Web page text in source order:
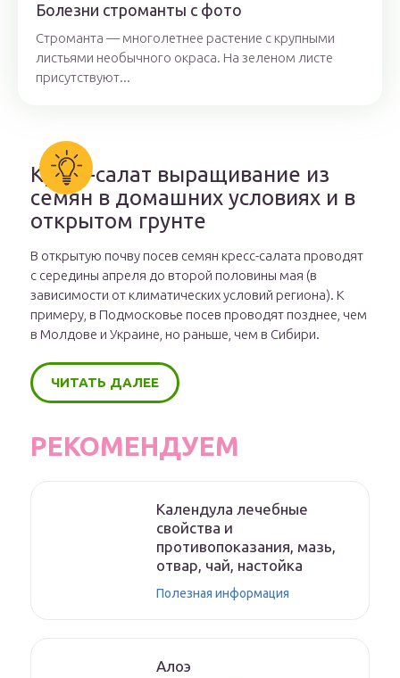
Болезни строманты с фото
Строманта — многолетнее растение с крупными
листьями необычного окраса. На зеленом листе
присутствуют...
Кресс-салат выращивание из
семян в домашних условиях и в
открытом грунте
В открытую почву посев семян кресс-салата проводят
с середины апреля до второй половины мая (в
зависимости от климатических условий региона). К
примеру, в Подмосковье посев проводят позднее, чем
в Молдове и Украине, но раньше, чем в Сибири.
ЧИТАТЬ ДАЛЕЕ
РЕКОМЕНДУЕМ
Календула лечебные
свойства и
противопоказания, мазь,
отвар, чай, настойка
Полезная информация
Алоэ